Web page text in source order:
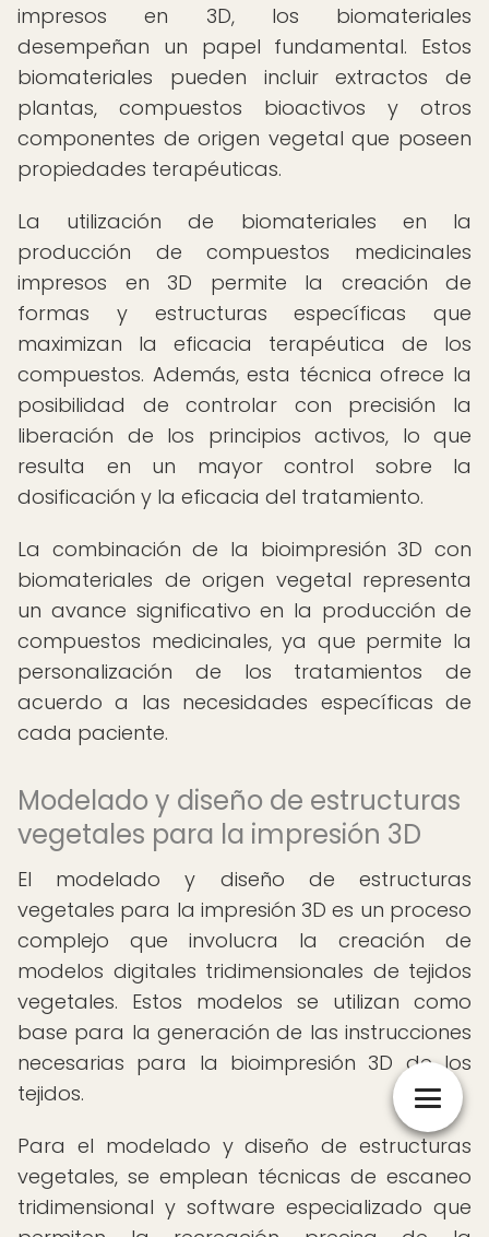
impresos en 3D, los biomateriales
desempeñan un papel fundamental. Estos
biomateriales pueden incluir extractos de
plantas, compuestos bioactivos y otros
componentes de origen vegetal que poseen
propiedades terapéuticas.
La utilización de biomateriales en la
producción de compuestos medicinales
impresos en 3D permite la creación de
formas y estructuras específicas que
maximizan la eficacia terapéutica de los
compuestos. Además, esta técnica ofrece la
posibilidad de controlar con precisión la
liberación de los principios activos, lo que
resulta en un mayor control sobre la
dosificación y la eficacia del tratamiento.
La combinación de la bioimpresión 3D con
biomateriales de origen vegetal representa
un avance significativo en la producción de
compuestos medicinales, ya que permite la
personalización de los tratamientos de
acuerdo a las necesidades específicas de
cada paciente.
Modelado y diseño de estructuras
vegetales para la impresión 3D
El modelado y diseño de estructuras
vegetales para la impresión 3D es un proceso
complejo que involucra la creación de
modelos digitales tridimensionales de tejidos
vegetales. Estos modelos se utilizan como
base para la generación de las instrucciones
necesarias para la bioimpresión 3D de los
tejidos.
Para el modelado y diseño de estructuras
vegetales, se emplean técnicas de escaneo
tridimensional y software especializado que